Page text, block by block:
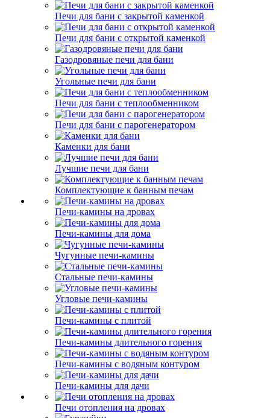
Печи для бани с закрытой каменкой
Печи для бани с открытой каменкой
Газодровяные печи для бани
Угольные печи для бани
Печи для бани с теплообменником
Печи для бани с парогенератором
Каменки для бани
Лучшие печи для бани
Комплектующие к банным печам
Печи-камины на дровах
Печи-камины для дома
Чугунные печи-камины
Стальные печи-камины
Угловые печи-камины
Печи-камины с плитой
Печи-камины длительного горения
Печи-камины с водяным контуром
Печи-камины для дачи
Печи отопления на дровах